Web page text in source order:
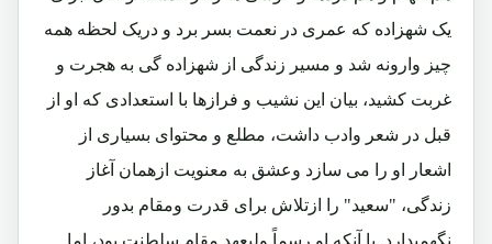
یک شهزاده که عمری در نعمت بسر برد و دریک لحظه همه
چیز وارونه شد و مسیر زندگی از شهزاده گی به هجرت و
غربت کشید، بیان این نشیب و فرازها با استعدادی که او از
قبل در شعر وادب داشت، مطلع و محتوای بسیاری از
اشعار او را می سازد وعشق به معنویت ازهمان آغاز
زندگی، "سعید" را ازتلاش برای قدرت ومقام بدور